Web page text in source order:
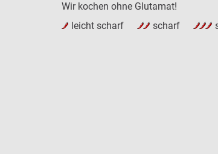
Wir kochen ohne Glutamat!
leicht scharf
scharf